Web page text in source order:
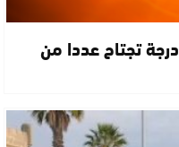
موجة حر شديدة تصل إلى 47 درجة تجتاح عددا من